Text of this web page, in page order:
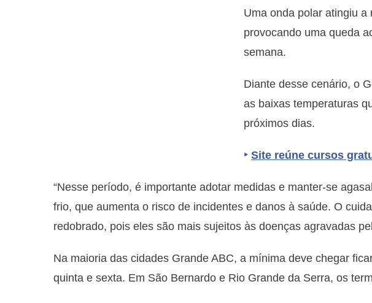
Uma onda polar atingiu a
provocando uma queda
semana.
Diante desse cenário, o
as baixas temperaturas
próximos dias.
‣ Site reúne cursos
“Nesse período, é importante adotar medidas e manter-se
frio, que aumenta o risco de incidentes e danos à saúde. O
redobrado, pois eles são mais sujeitos às doenças agravadas
Na maioria das cidades Grande ABC, a mínima deve chegar
quinta e sexta. Em São Bernardo e Rio Grande da Serra, os